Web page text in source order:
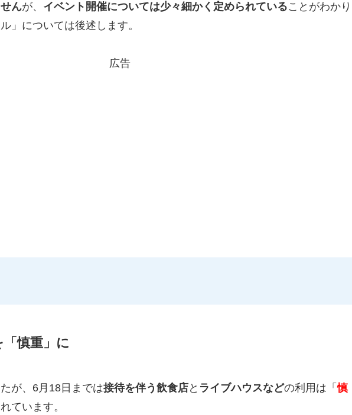
んが、 イベント開催については少々細かく定められていることがわかり
」については後述します。
広告
慎重」に
が、6月18日までは接待を伴う飲食店と ライブハウスなどの利用は「慎
ています。